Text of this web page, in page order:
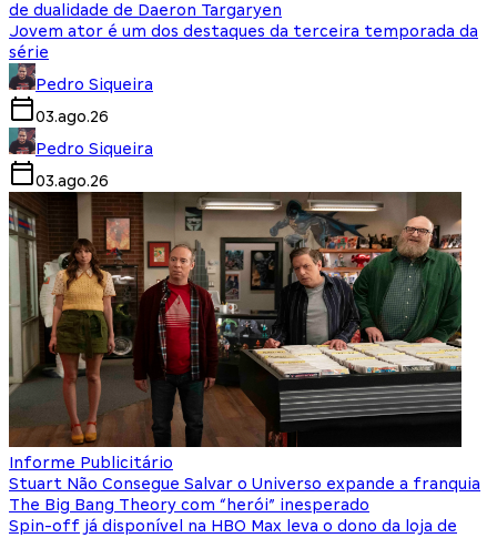
de dualidade de Daeron Targaryen
Jovem ator é um dos destaques da terceira temporada da
série
Pedro Siqueira
03.ago.26
Pedro Siqueira
03.ago.26
Informe Publicitário
Stuart Não Consegue Salvar o Universo expande a franquia
The Big Bang Theory com “herói” inesperado
Spin-off já disponível na HBO Max leva o dono da loja de